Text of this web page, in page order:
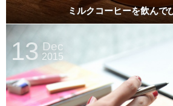
ミルクコーヒーを飲んで
13 Dec
2015